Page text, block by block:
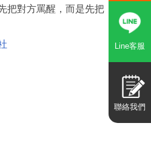
把對方罵醒，而是先把
Line客服
聯絡我們